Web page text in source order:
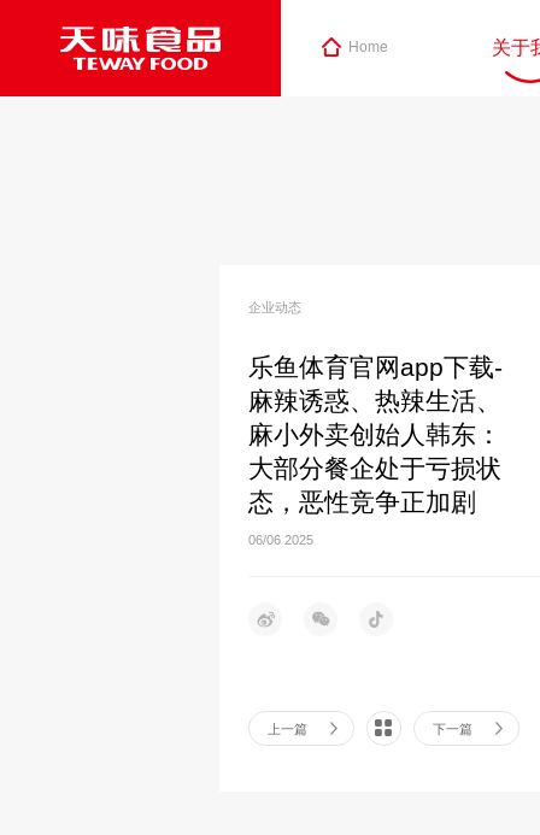
Home 关于
企业动态
乐鱼体育官网app下载-
麻辣诱惑、热辣生活、
麻小外卖创始人韩东：
大部分餐企处于亏损状
态，恶性竞争正加剧
06/06 2025
上一篇 下一篇